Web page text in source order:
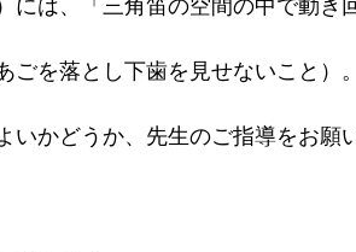
には、「三角笛の空間の中で動き
ごを落とし下歯を見せないこと）。
いかどうか、先生のご指導をお願